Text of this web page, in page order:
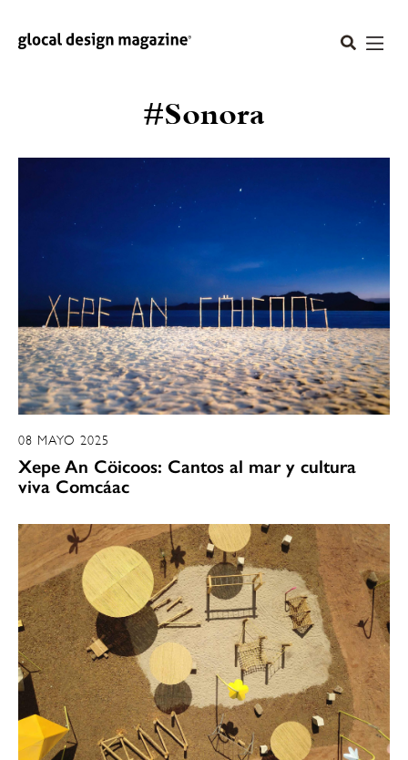
#Sonora
08 MAYO 2025
Xepe An Cöicoos: Cantos al mar y cultura
viva Comcáac